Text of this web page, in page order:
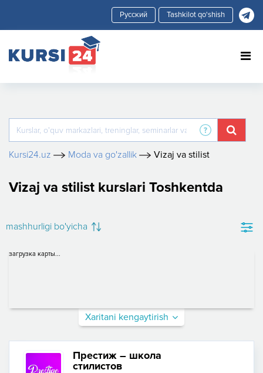
Tashkilot qo'shish
Kursi24.uz Moda va go'zallik Vizaj va stilist
Vizaj va stilist kurslari Toshkentda
mashhurligi bo'yicha
загрузка карты...
Xaritani kengaytirish
Престиж – школа
стилистов